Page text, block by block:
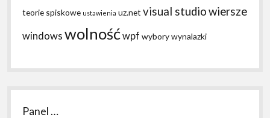
teorie spiskowe ustawienia uz.net visual studiowiersze
windows wolnośćwpf wyborywynalazki
Panel …